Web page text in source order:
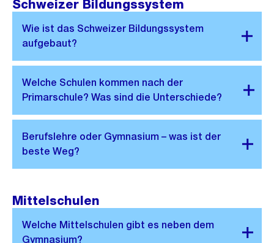
Schweizer Bildungssystem
Mittelschulen